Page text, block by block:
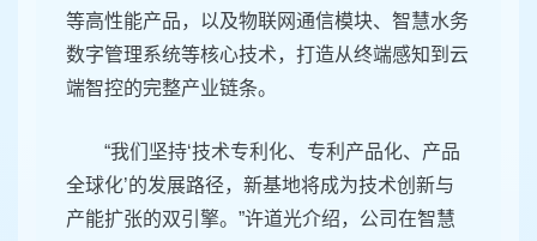
等高性能产品，以及物联网通信模块、智慧水务
数字管理系统等核心技术，打造从终端感知到云
端智控的完整产业链条。
“我们坚持‘技术专利化、专利产品化、产品
全球化’的发展路径，新基地将成为技术创新与
产能扩张的双引擎。”许道光介绍，公司在智慧